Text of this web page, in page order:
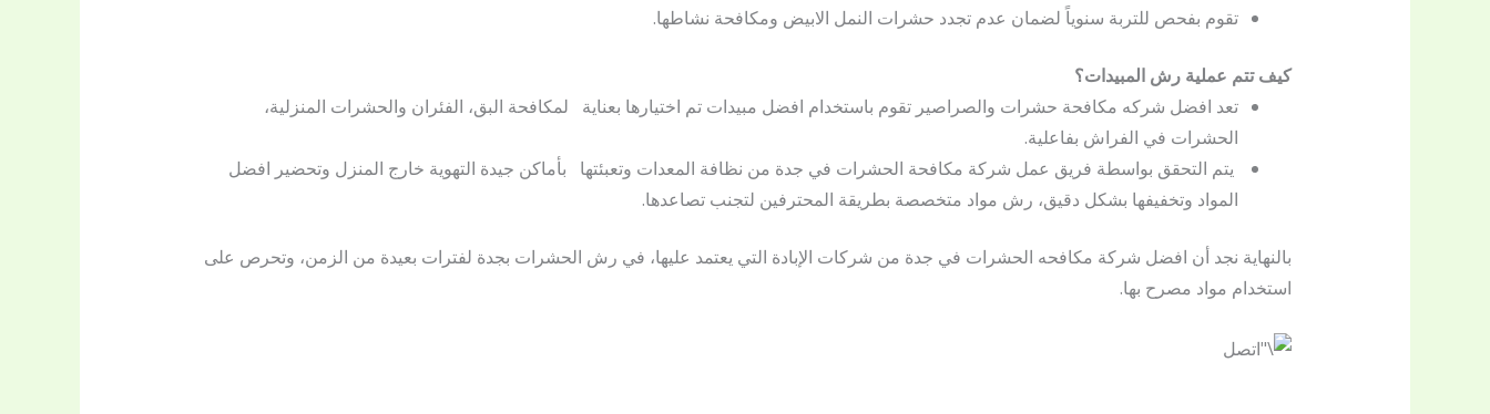
تقوم بفحص للتربة سنوياً لضمان عدم تجدد حشرات النمل الابيض ومكافحة نشاطها.
كيف تتم عملية رش المبيدات؟
تعد افضل شركه مكافحة حشرات والصراصير تقوم باستخدام افضل مبيدات تم اختيارها بعناية لمكافحة البق، الفئران والحشرات المنزلية،
الحشرات في الفراش بفاعلية.
يتم التحقق بواسطة فريق عمل شركة مكافحة الحشرات في جدة من نظافة المعدات وتعبئتها بأماكن جيدة التهوية خارج المنزل وتحضير افضل
المواد وتخفيفها بشكل دقيق، رش مواد متخصصة بطريقة المحترفين لتجنب تصاعدها.
بالنهاية نجد أن افضل شركة مكافحه الحشرات في جدة من شركات الإبادة التي يعتمد عليها، في رش الحشرات بجدة لفترات بعيدة من الزمن، وتحرص على
استخدام مواد مصرح بها.